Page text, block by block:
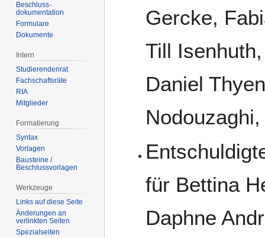
Gercke,
Till
Daniel
für Bettina
Daphne
Beschluss-
dokumentation
Formulare
Dokumente
Intern
Studierendenrat
Fachschaftsräte
RIA
Mitglieder
Formatierung
Syntax
Vorlagen
Bausteine /
Beschlussvorlagen
Werkzeuge
Links auf diese Seite
Änderungen an
verlinkten Seiten
Spezialseiten